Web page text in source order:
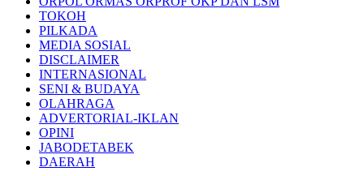
TOKOH
PILKADA
MEDIA SOSIAL
DISCLAIMER
INTERNASIONAL
SENI & BUDAYA
OLAHRAGA
ADVERTORIAL-IKLAN
OPINI
JABODETABEK
DAERAH